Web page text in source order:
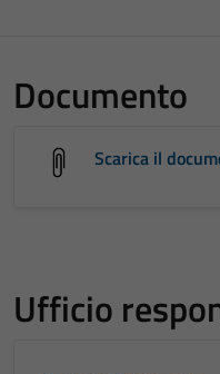
Documento
Scarica il
Ufficio